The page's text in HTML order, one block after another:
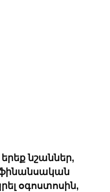
նշաններ,
ֆինանսական
օգոստոսին,